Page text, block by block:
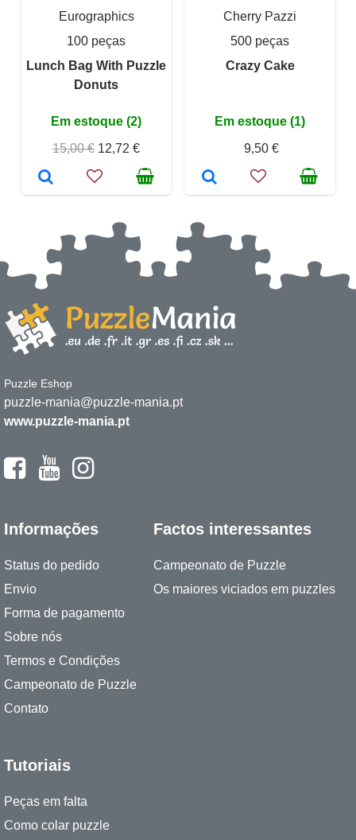
Eurographics
100 peças
Lunch Bag With Puzzle
Donuts
Em estoque (2)
15,00 € 12,72 €
Cherry Pazzi
500 peças
Crazy Cake
Em estoque (1)
9,50 €
Puzzle Eshop
puzzle-mania@puzzle-mania.pt
www.puzzle-mania.pt
Informações
Status do pedido
Envio
Forma de pagamento
Sobre nós
Termos e Condições
Campeonato de Puzzle
Contato
Factos interessantes
Campeonato de Puzzle
Os maiores viciados em puzzles
Tutoriais
Peças em falta
Como colar puzzle